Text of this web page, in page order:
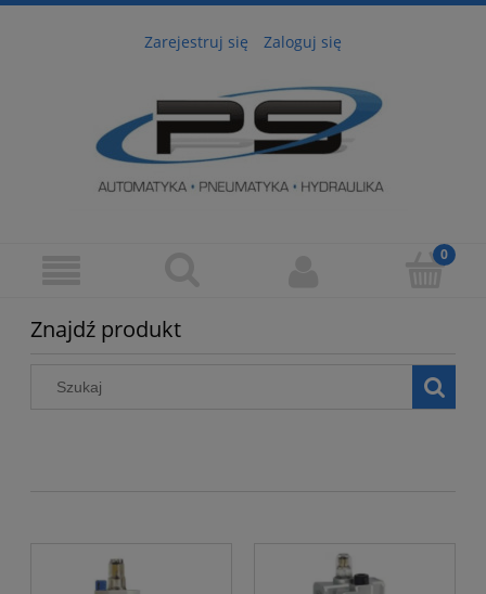
Zarejestruj się Zaloguj się
Znajdź produkt